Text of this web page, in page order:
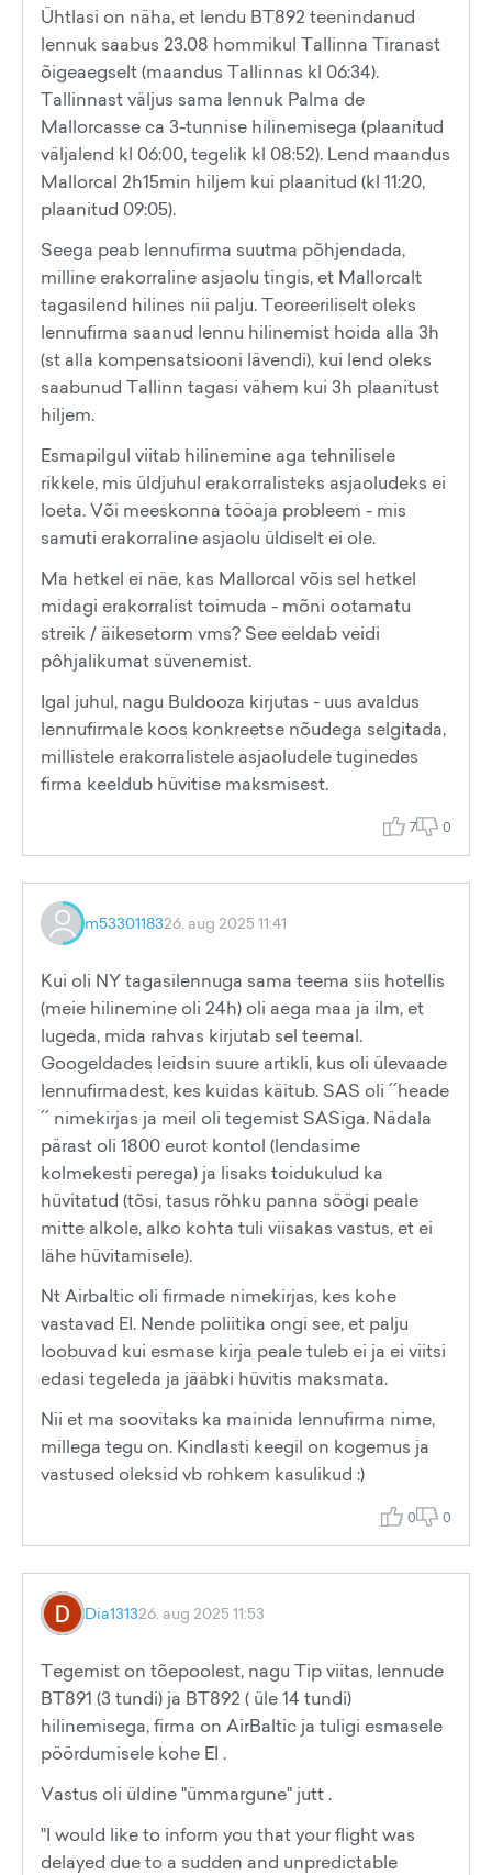
Ühtlasi on näha, et lendu BT892 teenindanud
lennuk saabus 23.08 hommikul Tallinna Tiranast
õigeaegselt (maandus Tallinnas kl 06:34).
Tallinnast väljus sama lennuk Palma de
Mallorcasse ca 3-tunnise hilinemisega (plaanitud
väljalend kl 06:00, tegelik kl 08:52). Lend maandus
Mallorcal 2h15min hiljem kui plaanitud (kl 11:20,
plaanitud 09:05).
Seega peab lennufirma suutma põhjendada,
milline erakorraline asjaolu tingis, et Mallorcalt
tagasilend hilines nii palju. Teoreeriliselt oleks
lennufirma saanud lennu hilinemist hoida alla 3h
(st alla kompensatsiooni lävendi), kui lend oleks
saabunud Tallinn tagasi vähem kui 3h plaanitust
hiljem.
Esmapilgul viitab hilinemine aga tehnilisele
rikkele, mis üldjuhul erakorralisteks asjaoludeks ei
loeta. Või meeskonna tööaja probleem - mis
samuti erakorraline asjaolu üldiselt ei ole.
Ma hetkel ei näe, kas Mallorcal võis sel hetkel
midagi erakorralist toimuda - mõni ootamatu
streik / äikesetorm vms? See eeldab veidi
pôhjalikumat süvenemist.
Igal juhul, nagu Buldooza kirjutas - uus avaldus
lennufirmale koos konkreetse nõudega selgitada,
millistele erakorralistele asjaoludele tuginedes
firma keeldub hüvitise maksmisest.
7 0
m5330118326. aug 2025 11:41
Kui oli NY tagasilennuga sama teema siis hotellis
(meie hilinemine oli 24h) oli aega maa ja ilm, et
lugeda, mida rahvas kirjutab sel teemal.
Googeldades leidsin suure artikli, kus oli ülevaade
lennufirmadest, kes kuidas käitub. SAS oli ´´heade
´´ nimekirjas ja meil oli tegemist SASiga. Nädala
pärast oli 1800 eurot kontol (lendasime
kolmekesti perega) ja lisaks toidukulud ka
hüvitatud (tõsi, tasus rõhku panna söögi peale
mitte alkole, alko kohta tuli viisakas vastus, et ei
lähe hüvitamisele).
Nt Airbaltic oli firmade nimekirjas, kes kohe
vastavad EI. Nende poliitika ongi see, et palju
loobuvad kui esmase kirja peale tuleb ei ja ei viitsi
edasi tegeleda ja jääbki hüvitis maksmata.
Nii et ma soovitaks ka mainida lennufirma nime,
millega tegu on. Kindlasti keegil on kogemus ja
vastused oleksid vb rohkem kasulikud :)
0 0
Dia131326. aug 2025 11:53
Tegemist on tõepoolest, nagu Tip viitas, lennude
BT891 (3 tundi) ja BT892 ( üle 14 tundi)
hilinemisega, firma on AirBaltic ja tuligi esmasele
pöördumisele kohe EI .
Vastus oli üldine "ümmargune" jutt .
"I would like to inform you that your flight was
delayed due to a sudden and unpredictable